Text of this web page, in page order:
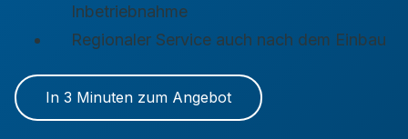
Inbetriebnahme
Regionaler Service auch nach dem Einbau
In 3 Minuten zum Angebot